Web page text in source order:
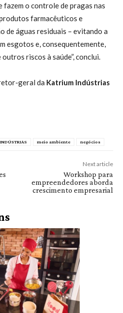
fazem o controle de pragas nas
farmacêuticos e
de águas residuais – evitando a
esgotos e, consequentemente,
riscos à saúde”, conclui.
geral da Katrium Indústrias
INDÚSTRIAS meio ambiente negócios
Next article
Workshop para
empreendedores aborda
crescimento empresarial